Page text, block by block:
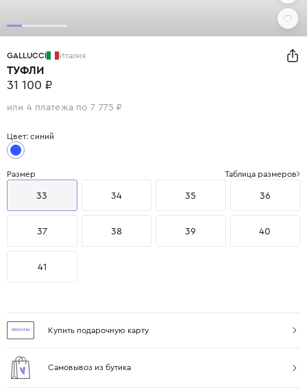
GALLUCCI Италия
ТУФЛИ
31 100 ₽
или 4 платежа по 7 775 ₽
Цвет: синий
Размер Таблица размеров
33 34 35 36
37 38 39 40
41
Купить подарочную карту
Самовывоз из бутика